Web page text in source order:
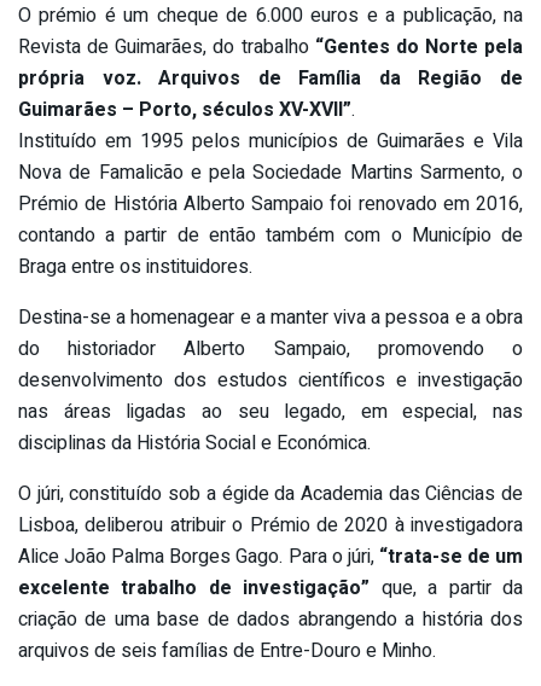
O prémio é um cheque de 6.000 euros e a publicação, na
Revista de Guimarães, do trabalho “Gentes do Norte pela
própria voz. Arquivos de Família da Região de
Guimarães – Porto, séculos XV-XVII”.
Instituído em 1995 pelos municípios de Guimarães e Vila
Nova de Famalicão e pela Sociedade Martins Sarmento, o
Prémio de História Alberto Sampaio foi renovado em 2016,
contando a partir de então também com o Município de
Braga entre os instituidores.
Destina-se a homenagear e a manter viva a pessoa e a obra
do historiador Alberto Sampaio, promovendo o
desenvolvimento dos estudos científicos e investigação
nas áreas ligadas ao seu legado, em especial, nas
disciplinas da História Social e Económica.
O júri, constituído sob a égide da Academia das Ciências de
Lisboa, deliberou atribuir o Prémio de 2020 à investigadora
Alice João Palma Borges Gago. Para o júri,“trata-se de um
excelente trabalho de investigação” que, a partir da
criação de uma base de dados abrangendo a história dos
arquivos de seis famílias de Entre-Douro e Minho.